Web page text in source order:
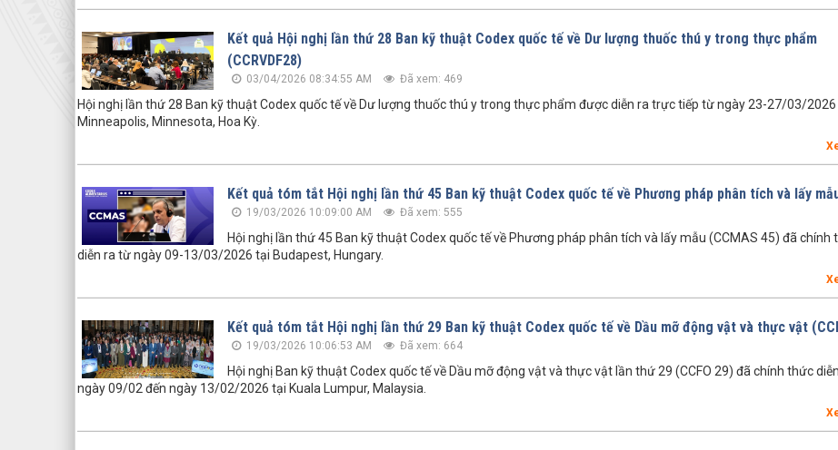
Kết quả Hội nghị lần thứ 28 Ban kỹ thuật Codex quốc tế về Dư lượng thuốc thú y trong thực phẩm
(CCRVDF28)
03/04/2026 08:34:55 AM Đã xem: 469
Hội nghị lần thứ 28 Ban kỹ thuật Codex quốc tế về Dư lượng thuốc thú y trong thực phẩm được diễn ra trực tiếp từ ngày 23-27/03/2026
Minneapolis, Minnesota, Hoa Kỳ.
Kết quả tóm tắt Hội nghị lần thứ 45 Ban kỹ thuật Codex quốc tế về Phương pháp phân tích và lấy
19/03/2026 10:09:00 AM Đã xem: 555
Hội nghị lần thứ 45 Ban kỹ thuật Codex quốc tế về Phương pháp phân tích và lấy mẫu (CCMAS 45) đã chính
diễn ra từ ngày 09-13/03/2026 tại Budapest, Hungary.
Kết quả tóm tắt Hội nghị lần thứ 29 Ban kỹ thuật Codex quốc tế về Dầu mỡ động vật và thực vật
19/03/2026 10:06:53 AM Đã xem: 664
Hội nghị Ban kỹ thuật Codex quốc tế về Dầu mỡ động vật và thực vật lần thứ 29 (CCFO 29) đã chính thức
ngày 09/02 đến ngày 13/02/2026 tại Kuala Lumpur, Malaysia.